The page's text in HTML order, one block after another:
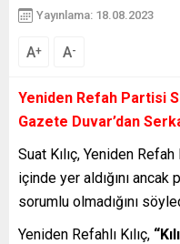
Yayınlama: 18.08.2023
A+ A-
Yeniden Refah Partisi
Gazete Duvar’dan
Suat Kılıç, Yeniden
içinde yer aldığını ancak
sorumlu olmadığını
Yeniden Refahlı Kılıç,